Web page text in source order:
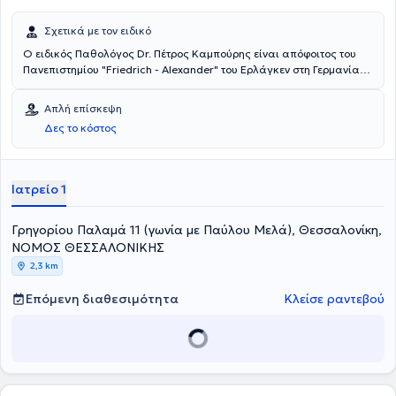
Σχετικά με τον ειδικό
Ο ειδικός Παθολόγος Dr. Πέτρος Καμπούρης είναι απόφοιτος του
Πανεπιστημίου "Friedrich - Alexander" του Ερλάγκεν στη Γερμανία
Πανεπιστημίου. Εξειδικεύτηκε στην Ειδική Παθολογία στο
Νοσοκομείο "Klinikum Bremen-Ost" στην Βρέμη. Εργάστηκε στο
νοσοκομείο "Deegenberg Klinik" του Bad Kissingen και στο Κέντρο
Αποκατάστασης "Reha Klinik Bad Aibling" στην Βαυαρία. Ο Dr.
Παχυσαρκίας και αναλαμβάνει περιστατικά που άπτονται όλου του
φάσματος της παθολογίας και της διαβητολογίας.
Απλή επίσκεψη
Δες το κόστος
Ιατρείο 1
Γρηγορίου Παλαμά 11 (γωνία με Παύλου Μελά), Θεσσαλονίκη,
ΝΟΜΟΣ ΘΕΣΣΑΛΟΝΙΚΗΣ
2,3 km
Επόμενη διαθεσιμότητα Κλείσε ραντεβού